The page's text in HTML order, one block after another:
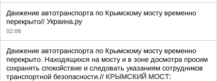
Движение автотранспорта по Крымскому мосту временно
перекрыто// Украина.ру
02:06
Движение автотранспорта по Крымскому мосту временно
перекрыто. Находящихся на мосту и в зоне досмотра просим
сохранять спокойствие и следовать указаниям сотрудников
транспортной безопасности.// КРЫМСКИЙ МОСТ: